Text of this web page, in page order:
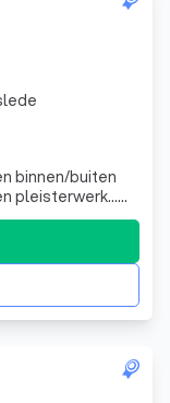
binnen/buiten
pleisterwerk…